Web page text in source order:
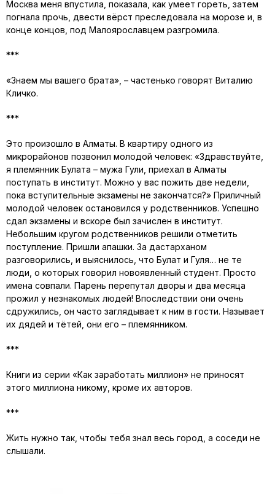
Москва меня впустила, показала, как умеет гореть, затем
погнала прочь, двести вёрст преследовала на морозе и, в
конце концов, под Малоярославцем разгромила.
***
«Знаем мы вашего брата», – частенько говорят Виталию
Кличко.
***
Это произошло в Алматы. В квартиру одного из
микрорайонов позвонил молодой человек: «Здравствуйте,
я племянник Булата – мужа Гули, приехал в Алматы
поступать в институт. Можно у вас пожить две недели,
пока вступительные экзамены не закончатся?» Приличный
молодой человек остановился у родственников. Успешно
сдал экзамены и вскоре был зачислен в институт.
Небольшим кругом родственников решили отметить
поступление. Пришли апашки. За дастарханом
разговорились, и выяснилось, что Булат и Гуля… не те
люди, о которых говорил новоявленный студент. Просто
имена совпали. Парень перепутал дворы и два месяца
прожил у незнакомых людей! Впоследствии они очень
сдружились, он часто заглядывает к ним в гости. Называет
их дядей и тётей, они его – племянником.
***
Книги из серии «Как заработать миллион» не приносят
этого миллиона никому, кроме их авторов.
***
Жить нужно так, чтобы тебя знал весь город, а соседи не
слышали.